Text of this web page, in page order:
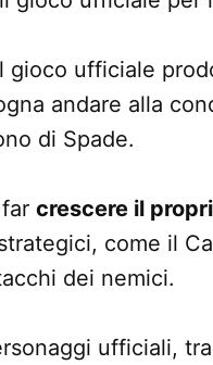
gioco ufficiale
andare alla
di Spade.
crescere il
come il
dei nemici.
ufficiali,